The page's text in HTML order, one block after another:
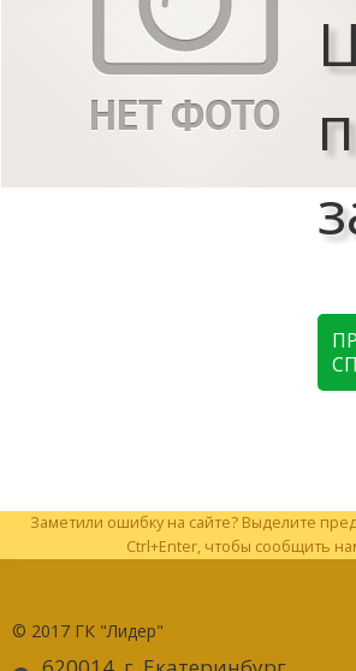
Заметили ошибку на сайте? Выделите
Ctrl+Enter, чтобы сообщить
© 2017 ГК "Лидер"